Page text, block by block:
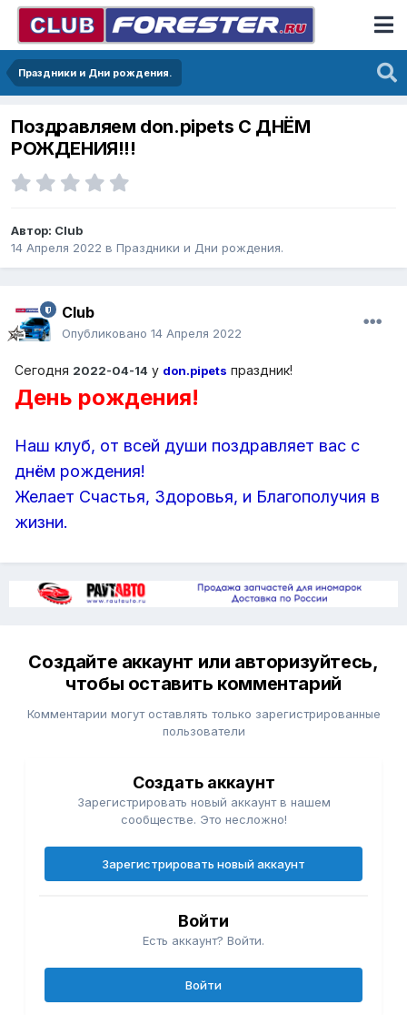
Праздники и Дни рождения.
Поздравляем don.pipets С ДНЁМ
РОЖДЕНИЯ!!!
Автор: Club
14 Апреля 2022 в Праздники и Дни рождения.
Club
Опубликовано 14 Апреля 2022
Сегодня 2022-04-14 у don.pipets праздник!
День рождения!
Наш клуб, от всей души поздравляет вас с
днём рождения!
Желает Счастья, Здоровья, и Благополучия в
жизни.
Создайте аккаунт или авторизуйтесь,
чтобы оставить комментарий
Комментарии могут оставлять только зарегистрированные
пользователи
Создать аккаунт
Зарегистрировать новый аккаунт в нашем
сообществе. Это несложно!
Зарегистрировать новый аккаунт
Войти
Есть аккаунт? Войти.
Войти